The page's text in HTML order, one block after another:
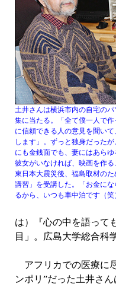
土井さんは横浜市内の自宅の
集に当たる。「全て僕一人で
に信頼できる人の意見を聞い
します」。ずっと独身だった
にも金銭面でも、妻にはあらゆ
彼女がいなければ、映画を作る
東日本大震災後、福島取材の
講習」を受講した。「お金に
るから、いつも車中泊です（笑
は）『心の中を語って
目」。広島大学総合科
アフリカでの医療に
ンポリ”だった土井さ